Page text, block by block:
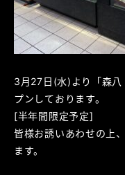
3月27日(水)より「森八
プンしております。
[半年間限定予定]
皆様お誘いあわせの上
ます。